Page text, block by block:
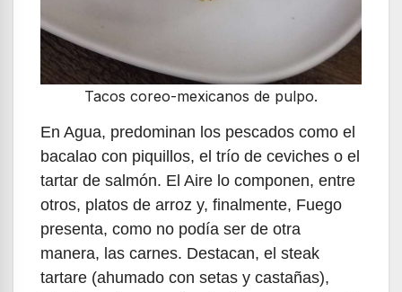
Tacos coreo-mexicanos de pulpo.
En Agua, predominan los pescados como el
bacalao con piquillos, el trío de ceviches o el
tartar de salmón. El Aire lo componen, entre
otros, platos de arroz y, finalmente, Fuego
presenta, como no podía ser de otra
manera, las carnes. Destacan, el steak
tartare (ahumado con setas y castañas),